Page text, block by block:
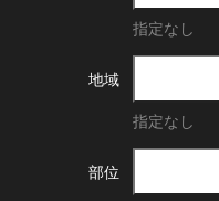
指定なし
地域
指定なし
部位